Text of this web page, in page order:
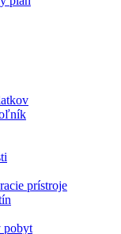
prístroje
pobyt